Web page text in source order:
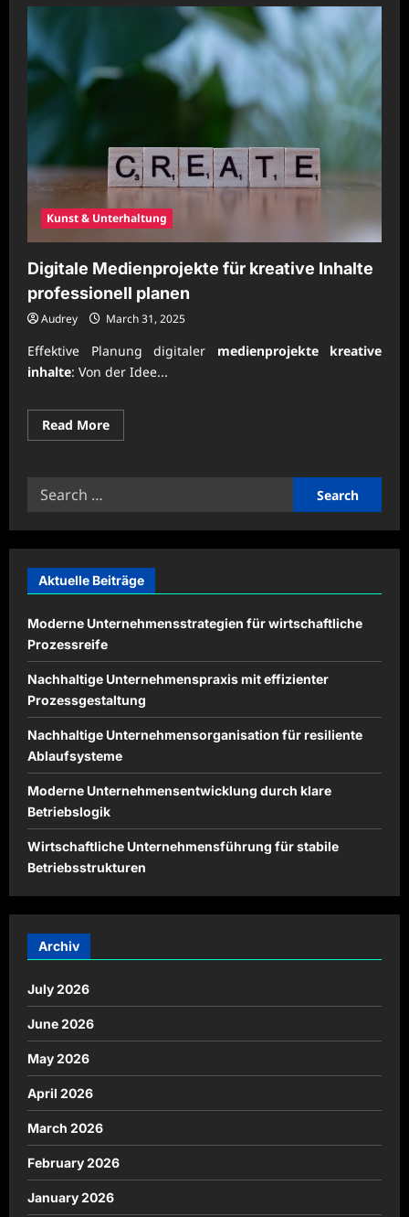
Kreative
digitalen
Werkzeugen
modern
Kunst & Unterhaltung
Digitale Medienprojekte für kreative Inhalte
professionell planen
Audrey March 31, 2025
Effektive Planung digitaler medienprojekte kreative
inhalte: Von der Idee...
Read MoreRead
more
professionell
Search
Aktuelle Beiträge
Moderne Unternehmensstrategien für wirtschaftliche
Prozessreife
Nachhaltige Unternehmenspraxis mit effizienter
Prozessgestaltung
Nachhaltige Unternehmensorganisation für resiliente
Ablaufsysteme
Moderne Unternehmensentwicklung durch klare
Betriebslogik
Wirtschaftliche Unternehmensführung für stabile
Betriebsstrukturen
Archiv
July 2026
June 2026
May 2026
April 2026
March 2026
February 2026
January 2026